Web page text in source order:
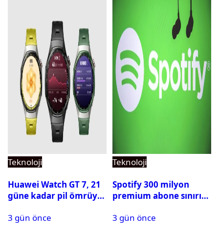
Teknoloji
Huawei Watch GT 7, 21
güne kadar pil ömrüyle
3 gün önce
Teknoloji
Spotify 300 milyon
premium abone sınırını
3 gün önce